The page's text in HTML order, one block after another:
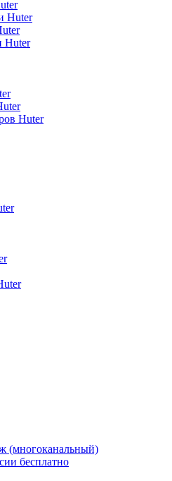
Huter
Huter
Huter
(многоканальный)
бесплатно